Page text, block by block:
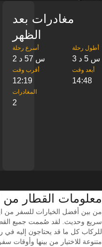
مغادرات بعد
الظهر
‎أسرع رحلة
2 س 57 د
‎أطول رحلة
3 س 5 د
‎أقرب وقت
12:19
‎أبعد وقت
14:48
‎المغادرات
2
معلومات القطار من ‎ايبوه إلى ‎بادانغ بسار
من بين أفضل الخيارات للسفر من
سريع وحديث. لقد صُممت جميع
للركاب كل ما قد يحتاجون إليه